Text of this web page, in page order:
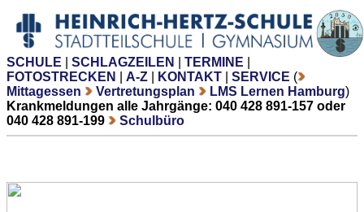
SCHULE SCHLAGZEILEN TERMINE
FOTOSTRECKEN
A-Z KONTAKT SERVICE (
Mittagessen
Vertretungsplan LMS Lernen Hamburg)
Krankmeldungen alle Jahrgänge: 040 428 891-157 oder
040 428 891-199
Schulbüro